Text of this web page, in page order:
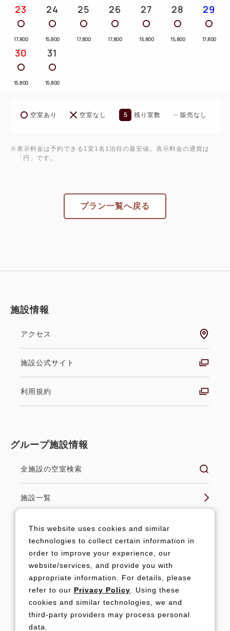
い。
■注意事項■
※本プランにはご夕食は含まれておりません。
館内レストランでのご夕食をご希望の場合は、
ーカフェ ロザージュ”で過ごす特別なカフェ時間をお
23
17,800
24
15,800
25
17,800
26
17,800
27
15,800
28
15,800
29
17,800
30
15,800
31
15,800
空室あり 空室なし 5 残り室数 販売なし
※表示料金は予約できる1室1名1泊目の最安値。表示料金の通貨は
「円」です。
プラン一覧へ戻る
施設情報
アクセス
施設公式サイト
利用規約
グループ施設情報
全施設の空室検索
施設一覧
グループ公式サイト
法人ログイン
キャンペーンログイン
This website uses cookies and similar
technologies to collect certain information in
order to improve your experience, our
website/services, and provide you with
appropriate information. For details, please
refer to our Privacy Policy . Using these
cookies and similar technologies, we and
third-party providers may process personal
data.